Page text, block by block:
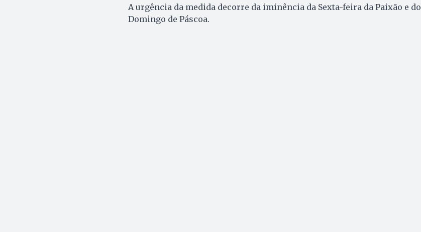
A urgência da medida decorre da iminência da Sexta-feira da Paixão e do
Domingo de Páscoa.